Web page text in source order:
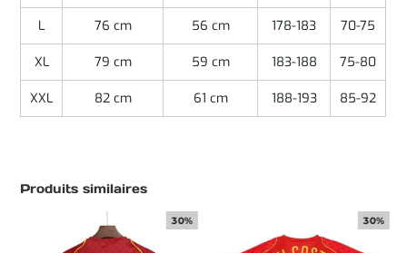
L 76 cm 56 cm 178-183 70-75
XL 79 cm 59 cm 183-188 75-80
XXL 82 cm 61 cm 188-193 85-92
Produits similaires
30% 30%